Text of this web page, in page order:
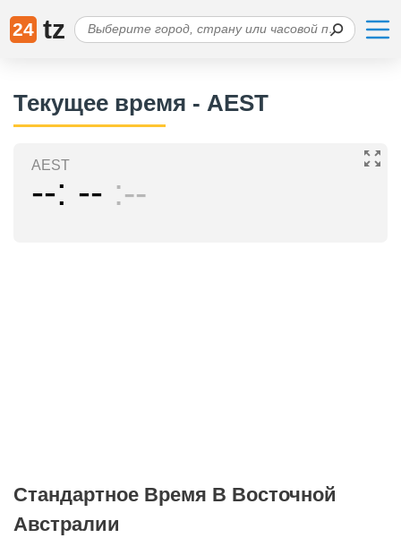
24 tz
Текущее время - AEST
AEST
-- -- --
Стандартное Время В Восточной
Австралии